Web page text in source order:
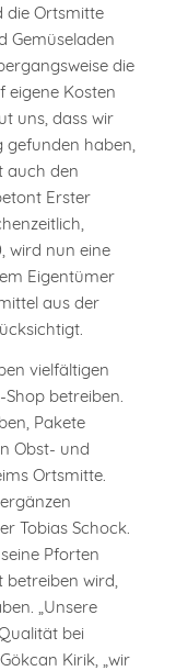
die Ortsmitte
Gemüseladen
die
eigene Kosten
uns, dass wir
haben,
auch den
Erster
wird nun eine
Eigentümer
aus der
vielfältigen
betreiben.
Pakete
Obst- und
Ortsmitte.
Tobias Schock.
Pforten
wird,
„Unsere
bei
Kirik, „wir